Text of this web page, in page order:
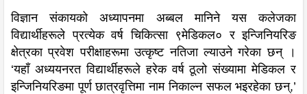
विज्ञान संकायको अध्यापनमा अब्बल मानिने यस कलेजका
विद्यार्थीहरूले प्रत्येक वर्ष चिकित्सा ९मेडिकल० र इन्जिनियरिङ
क्षेत्रका प्रवेश परीक्षाहरूमा उत्कृष्ट नतिजा ल्याउने गरेका छन् ।
‘यहाँ अध्ययनरत विद्यार्थीहरूले हरेक वर्ष ठूलो संख्यामा मेडिकल र
इन्जिनियरिङमा पूर्ण छात्रवृत्तिमा नाम निकाल्न सफल भइरहेका छन्,’